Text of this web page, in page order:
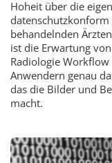
Hoheit über die
behandelnden
ist die Erwartung
Radiologie
Anwendern genau
das die Bilder und
macht.